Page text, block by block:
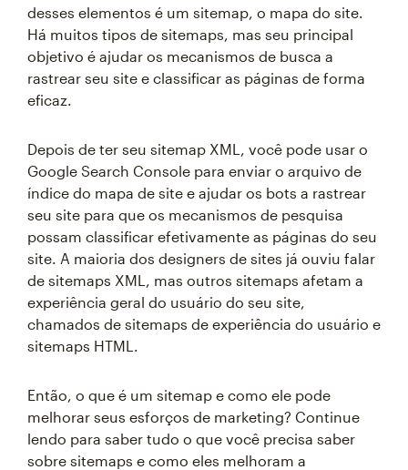
desses elementos é um sitemap, o mapa do site.
Há muitos tipos de sitemaps, mas seu principal
objetivo é ajudar os mecanismos de busca a
rastrear seu site e classificar as páginas de forma
eficaz.
Depois de ter seu sitemap XML, você pode usar o
Google Search Console para enviar o arquivo de
índice do mapa de site e ajudar os bots a rastrear
seu site para que os mecanismos de pesquisa
possam classificar efetivamente as páginas do seu
site. A maioria dos designers de sites já ouviu falar
de sitemaps XML, mas outros sitemaps afetam a
experiência geral do usuário do seu site,
chamados de sitemaps de experiência do usuário e
sitemaps HTML.
Então, o que é um sitemap e como ele pode
melhorar seus esforços de marketing? Continue
lendo para saber tudo o que você precisa saber
sobre sitemaps e como eles melhoram a